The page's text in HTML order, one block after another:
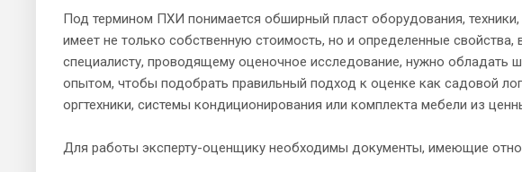
Под термином ПХИ понимается обширный пласт оборудования,
имеет не только собственную стоимость, но и определенные
специалисту, проводящему оценочное исследование, нужно обладать
опытом, чтобы подобрать правильный подход к оценке как садовой
оргтехники, системы кондиционирования или комплекта мебели из
Для работы эксперту-оценщику необходимы документы, имеющие